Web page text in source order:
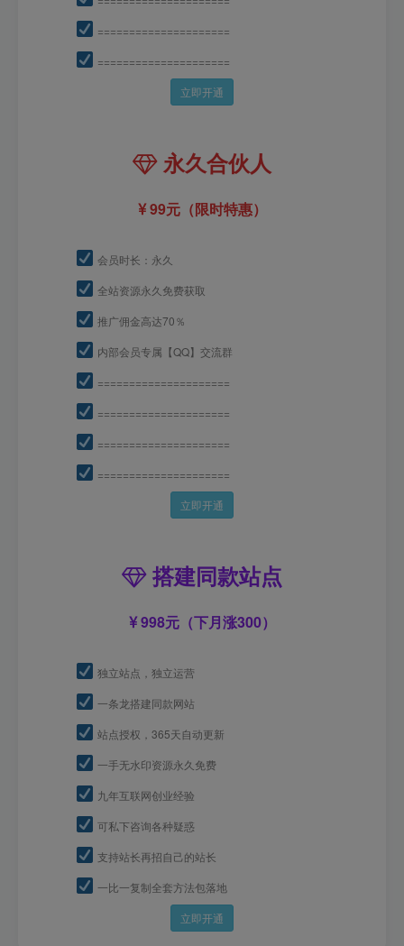
=====================
=====================
立即开通
永久合伙人
99元（限时特惠）
会员时长：永久
全站资源永久免费获取
推广佣金高达70％
内部会员专属【QQ】交流群
=====================
=====================
=====================
=====================
立即开通
搭建同款站点
998元（下月涨300）
独立站点，独立运营
一条龙搭建同款网站
站点授权，365天自动更新
一手无水印资源永久免费
九年互联网创业经验
可私下咨询各种疑惑
支持站长再招自己的站长
一比一复制全套方法包落地
立即开通